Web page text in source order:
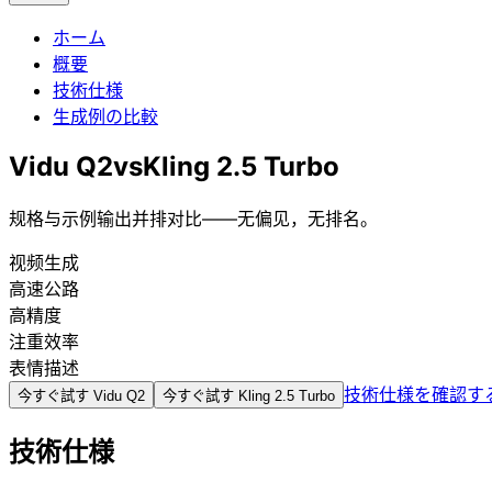
ホーム
概要
技術仕様
生成例の比較
Vidu Q2vsKling 2.5 Turbo
规格与示例输出并排对比——无偏见，无排名。
视频生成
高速公路
高精度
注重效率
表情描述
今すぐ試す Vidu Q2 今すぐ試す Kling 2.5 Turbo 技術仕様を確認す
技術仕様